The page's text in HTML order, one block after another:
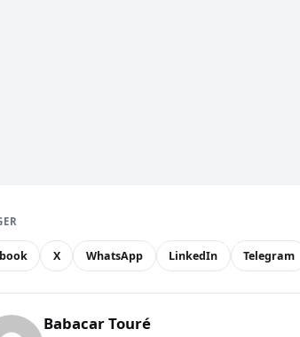
X WhatsApp LinkedIn Telegram
Babacar Touré